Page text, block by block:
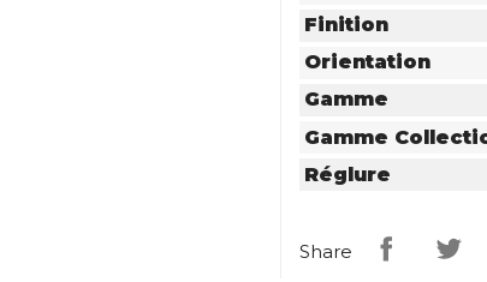
Finition
Orientation
Gamme
Gamme
Réglure
Share